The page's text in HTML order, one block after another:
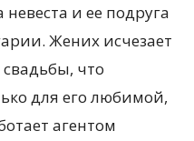
и ее подруга
Жених исчезает
что
для его любимой,
агентом